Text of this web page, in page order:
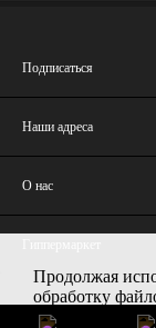
Подписаться
Наши адреса
О нас
Продолжая
обработку